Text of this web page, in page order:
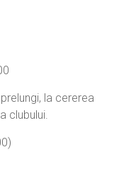
la cererea
clubului.